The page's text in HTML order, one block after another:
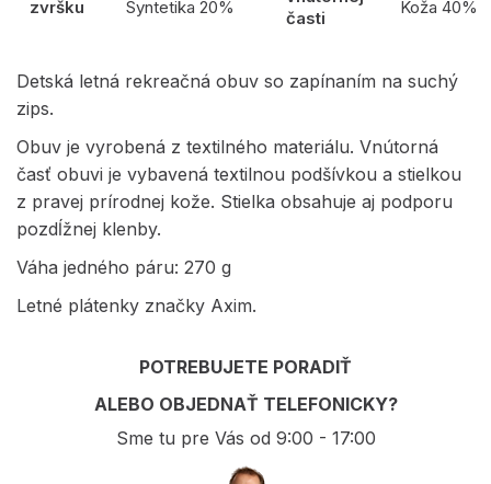
zvršku
Syntetika 20%
časti
Koža 40%
Detská letná rekreačná obuv so zapínaním na suchý
zips.
Obuv je vyrobená z textilného materiálu. Vnútorná
časť obuvi je vybavená textilnou podšívkou a stielkou
z pravej prírodnej kože. Stielka obsahuje aj podporu
pozdĺžnej klenby.
Váha jedného páru: 270 g
Letné plátenky značky Axim.
POTREBUJETE PORADIŤ
ALEBO OBJEDNAŤ TELEFONICKY?
Sme tu pre Vás od 9:00 - 17:00